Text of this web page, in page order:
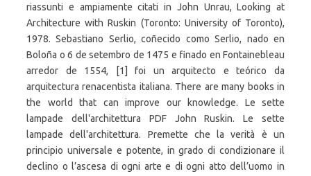
riassunti e ampiamente citati in John Unrau, Looking at
Architecture with Ruskin (Toronto: University of Toronto),
1978. Sebastiano Serlio, coñecido como Serlio, nado en
Boloña o 6 de setembro de 1475 e finado en Fontainebleau
arredor de 1554, [1] foi un arquitecto e teórico da
arquitectura renacentista italiana. There are many books in
the world that can improve our knowledge. Le sette
lampade dell'architettura PDF John Ruskin. Le sette
lampade dell'architettura. Premette che la verità è un
principio universale e potente, in grado di condizionare il
declino o l’ascesa di ogni arte e di ogni atto dell’uomo in